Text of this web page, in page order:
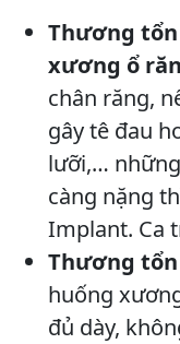
Thương
xương ổ
chân răng,
gây tê đau
lưỡi,…
càng nặng
Implant. Ca
Thương
huống
đủ dày,